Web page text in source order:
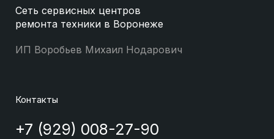
Сеть сервисных центров
ремонта техники в Воронеже
ИП Воробьев Михаил Нодарович
Контакты
+7 (929) 008-27-90